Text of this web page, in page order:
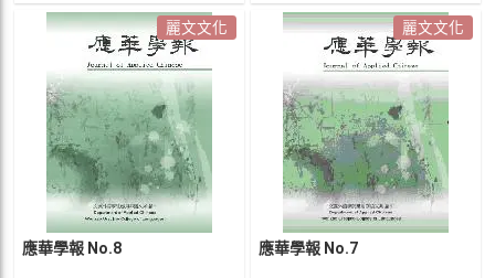
麗文文化
應華學報 No.8
麗文文化
應華學報 No.7